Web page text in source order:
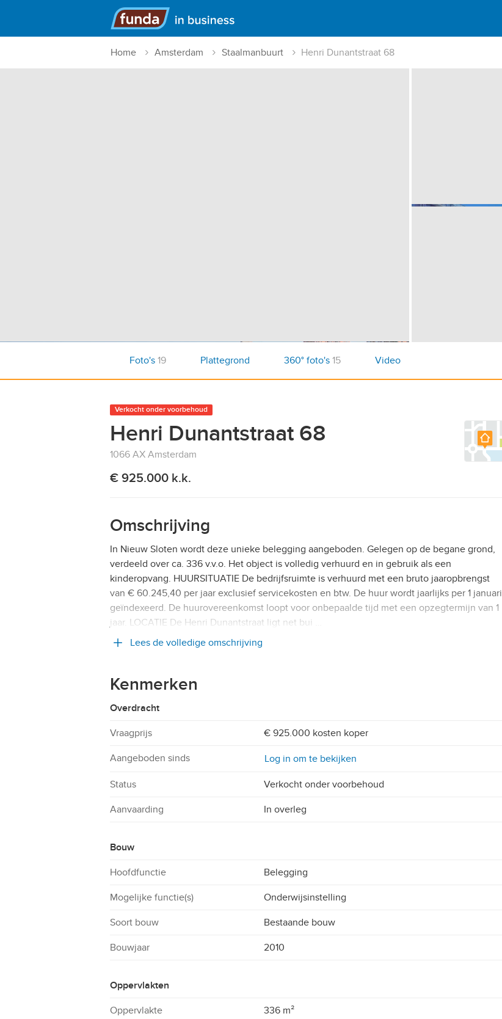
Hoofdmenu
Home Amsterdam Staalmanbuurt Henri Dunantstraat 68
Plattegrond 360° foto's 15 Video
Foto's 19
Verkocht onder voorbehoud
Henri Dunantstraat 68
1066 AX Amsterdam
€ 925.000 k.k.
Omschrijving
In Nieuw Sloten wordt deze unieke belegging aangeboden. Gelegen op de begane grond,
verdeeld over ca. 336 v.v.o. Het object is volledig verhuurd en in gebruik als een
kinderopvang. HUURSITUATIE De bedrijfsruimte is verhuurd met een bruto jaaropbrengst
van € 60.245,40 per jaar exclusief servicekosten en btw. De huur wordt jaarlijks per 1 januari
geïndexeerd. De huurovereenkomst loopt voor onbepaalde tijd met een opzegtermijn van 1
jaar. LOCATIE De Henri Dunantstraat ligt net bui …
Lees de volledige omschrijving
Kenmerken
Overdracht
Vraagprijs € 925.000 kosten koper
Aangeboden sinds Log in om te bekijken
Status Verkocht onder voorbehoud
Aanvaarding In overleg
Bouw
Hoofdfunctie Belegging
Mogelijke functie(s) Onderwijsinstelling
Soort bouw Bestaande bouw
Bouwjaar 2010
Oppervlakten
Oppervlakte 336 m²